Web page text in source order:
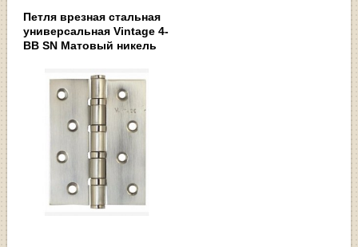
Петля врезная стальная
универсальная Vintage 4-
BB SN Матовый никель